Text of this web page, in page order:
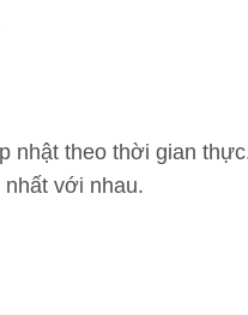
theo thời gian
với nhau.